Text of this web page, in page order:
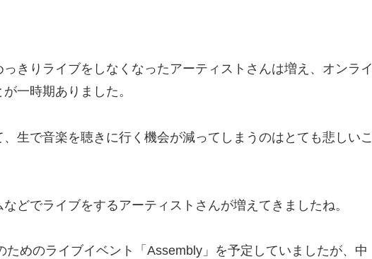
きりライブをしなくなったアーティストさんは増え、オンライ
一時期ありました。
生で音楽を聴きに行く機会が減ってしまうのはとても悲しいこ
どでライブをするアーティストさんが増えてきましたね。
めのライブイベント「Assembly」を予定していましたが、中